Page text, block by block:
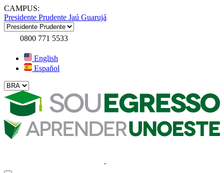
CAMPUS:
Presidente Prudente Jaú Guarujá
0800 771 5533
English
Español